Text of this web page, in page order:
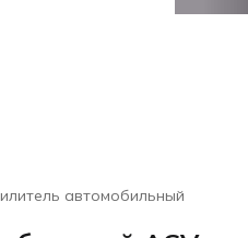
автомобильный